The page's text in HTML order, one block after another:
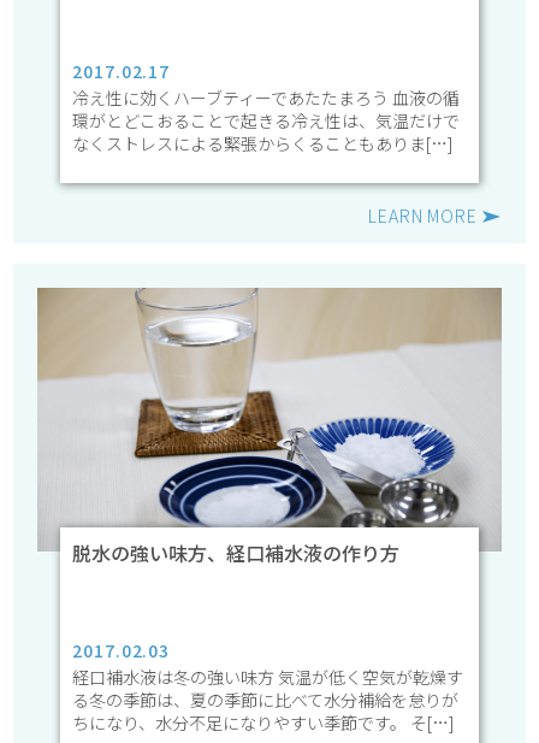
2017.02.17
冷え性に効くハーブティーであたたまろう 血液の循
環がとどこおることで起きる冷え性は、気温だけで
なくストレスによる緊張からくることもありま[…]
LEARN MORE
脱水の強い味方、経口補水液の作り方
2017.02.03
経口補水液は冬の強い味方 気温が低く空気が乾燥す
る冬の季節は、夏の季節に比べて水分補給を怠りが
ちになり、水分不足になりやすい季節です。 そ[…]